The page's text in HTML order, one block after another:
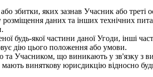
збитки, яких зазнав Учасник або
даних та інших технічних
будь-якої частини даної Угоди, інші
дію цього положення або умови.
Учасником, що виникають у зв'язку з
виняткову юрисдикцію відносно